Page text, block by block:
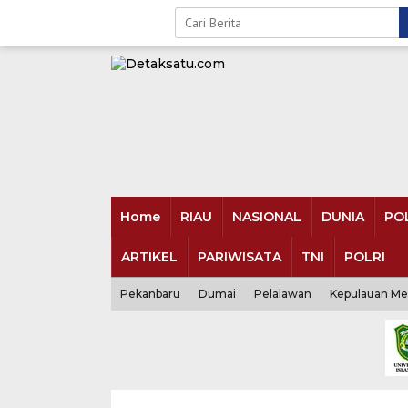
Home RIAU NASIONAL DUNIA
ARTIKEL PARIWISATA TNI POLRI
Pekanbaru Dumai Pelalawan Kepulauan